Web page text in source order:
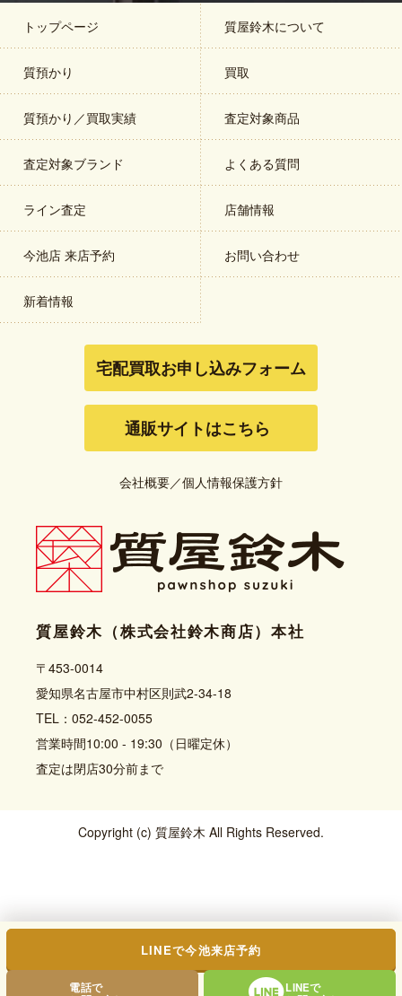
トップページ 質屋鈴木について
質預かり 買取
質預かり／買取実績 査定対象商品
査定対象ブランド よくある質問
ライン査定 店舗情報
今池店 来店予約 お問い合わせ
新着情報
宅配買取お申し込みフォーム
通販サイトはこちら
会社概要／個人情報保護方針
質屋鈴木（株式会社鈴木商店）本社
〒453-0014
愛知県名古屋市中村区則武2-34-18
TEL：052-452-0055
営業時間10:00 - 19:30（日曜定休）
査定は閉店30分前まで
Copyright (c) 質屋鈴木 All Rights Reserved.
電話で
LINEで
LINEで今池来店予約